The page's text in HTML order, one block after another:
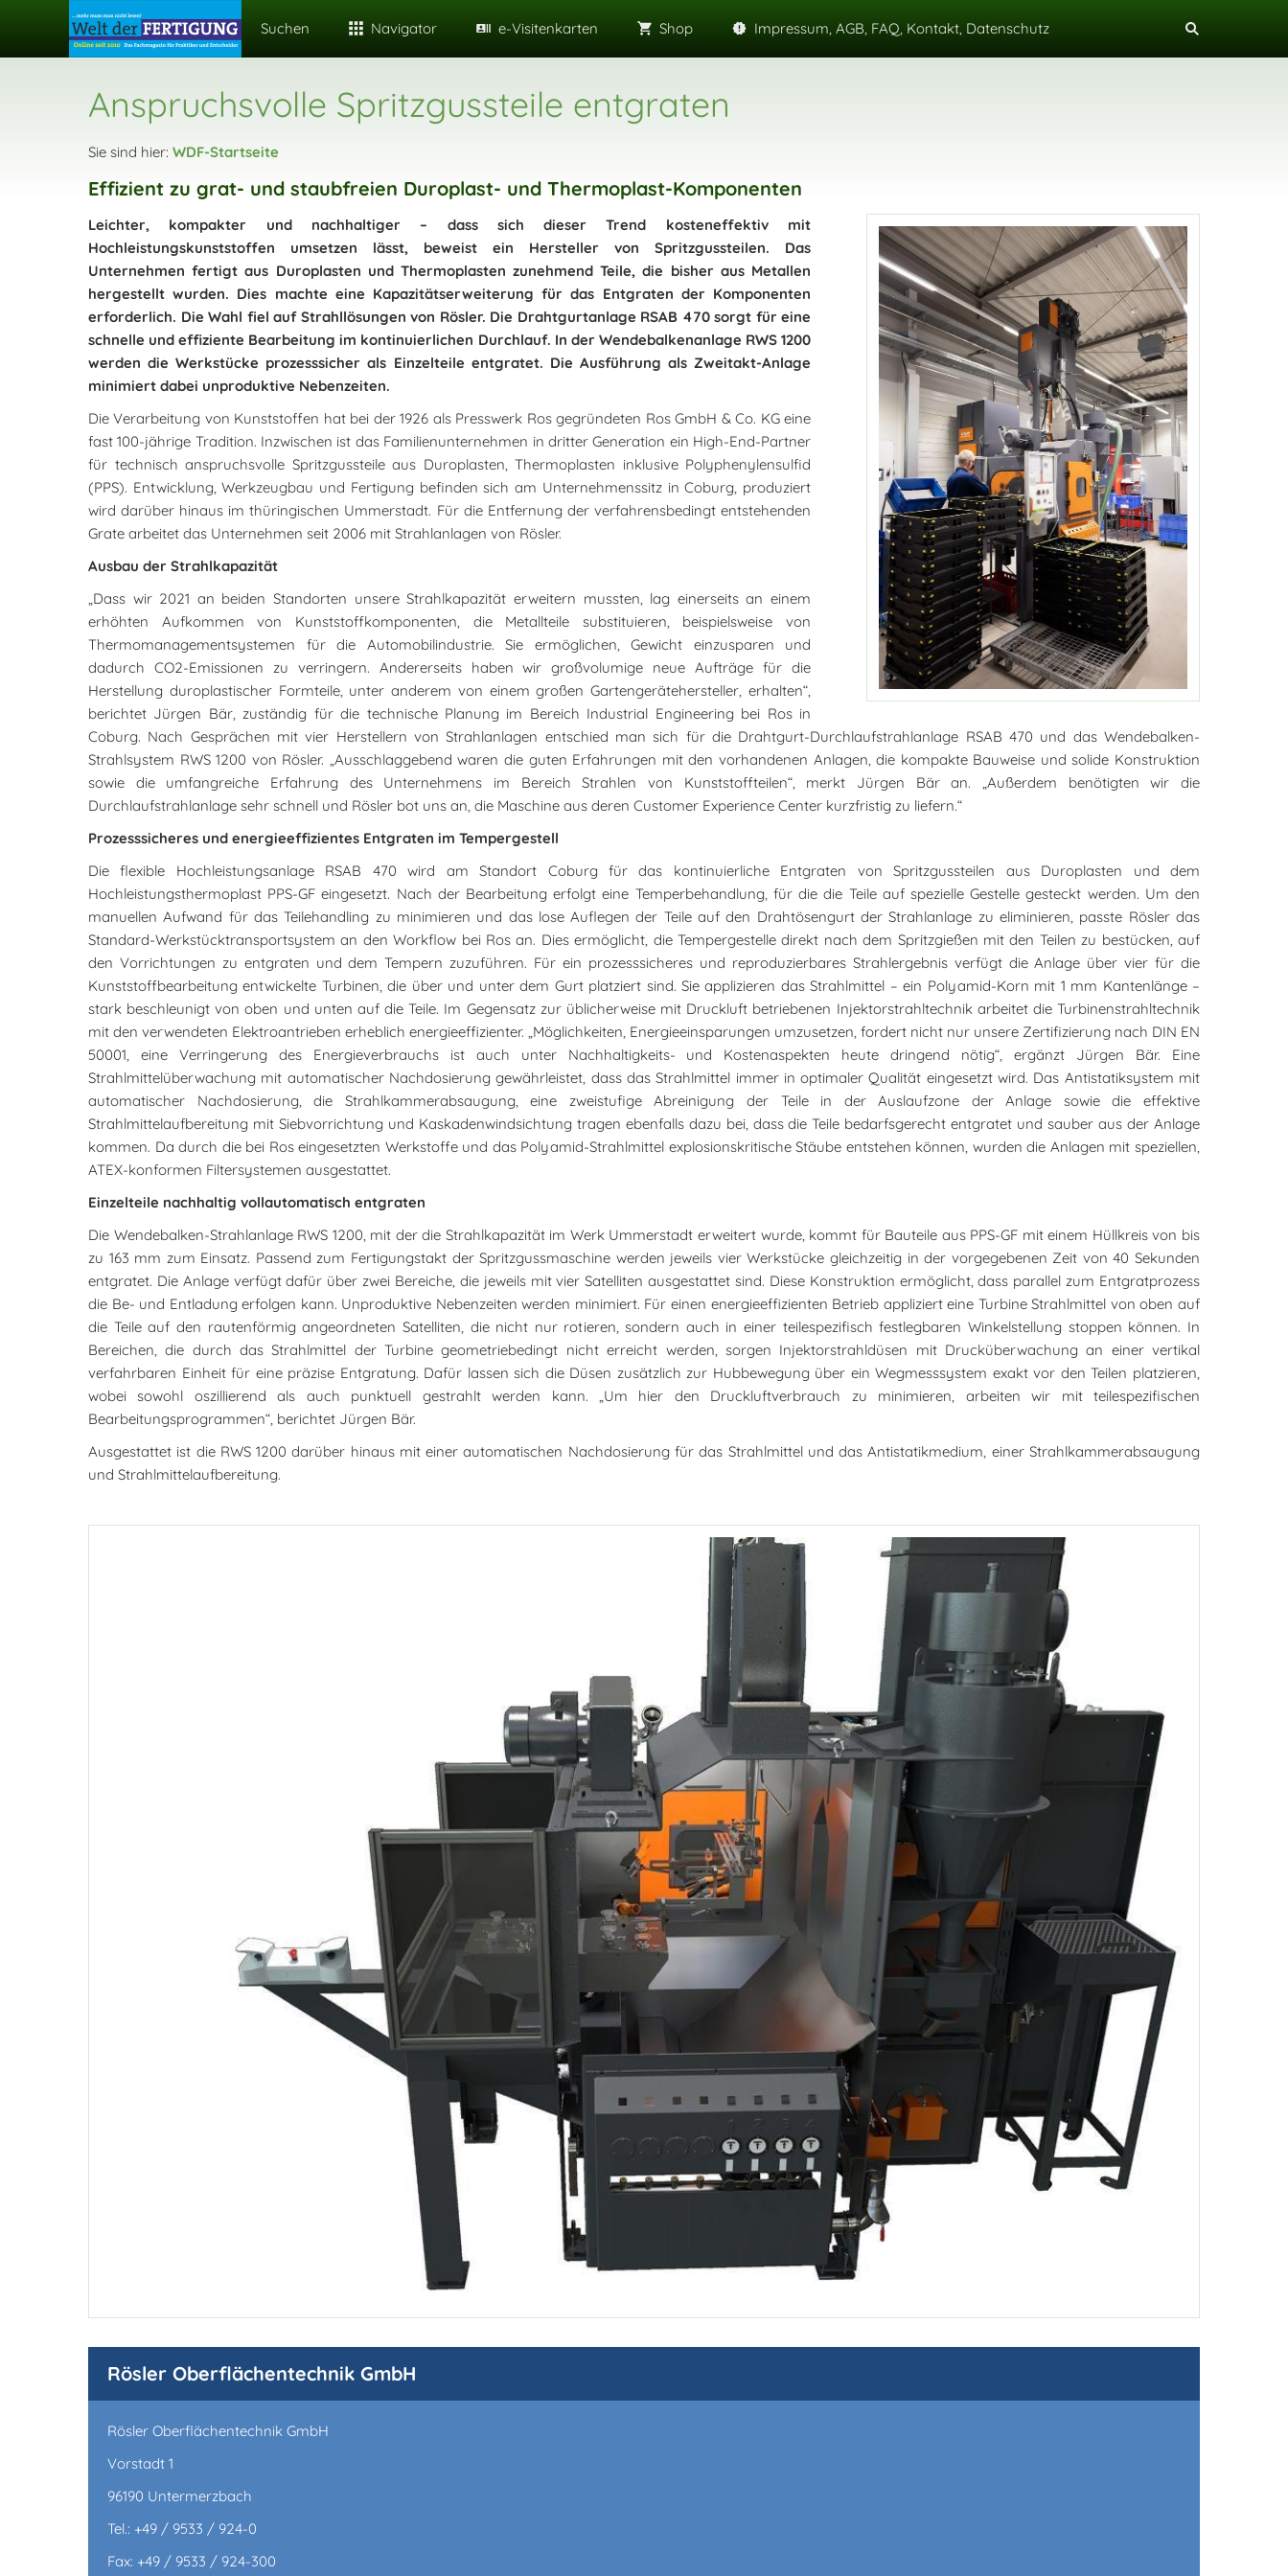
Suchen Navigator e-Visitenkarten Shop Impressum, AGB, FAQ, Kontakt, Datenschutz
Anspruchsvolle Spritzgussteile entgraten
Sie sind hier: WDF-Startseite
Effizient zu grat- und staubfreien Duroplast- und Thermoplast-Komponenten
Leichter, kompakter und nachhaltiger – dass sich dieser Trend kosteneffektiv mit
Hochleistungskunststoffen umsetzen lässt, beweist ein Hersteller von Spritzgussteilen. Das
Unternehmen fertigt aus Duroplasten und Thermoplasten zunehmend Teile, die bisher aus Metallen
hergestellt wurden. Dies machte eine Kapazitätserweiterung für das Entgraten der Komponenten
erforderlich. Die Wahl fiel auf Strahllösungen von Rösler. Die Drahtgurtanlage RSAB 470 sorgt für eine
schnelle und effiziente Bearbeitung im kontinuierlichen Durchlauf. In der Wendebalkenanlage RWS 1200
werden die Werkstücke prozesssicher als Einzelteile entgratet. Die Ausführung als Zweitakt-Anlage
minimiert dabei unproduktive Nebenzeiten.
Die Verarbeitung von Kunststoffen hat bei der 1926 als Presswerk Ros gegründeten Ros GmbH & Co. KG eine
fast 100-jährige Tradition. Inzwischen ist das Familienunternehmen in dritter Generation ein High-End-Partner
für technisch anspruchsvolle Spritzgussteile aus Duroplasten, Thermoplasten inklusive Polyphenylensulfid
(PPS). Entwicklung, Werkzeugbau und Fertigung befinden sich am Unternehmenssitz in Coburg, produziert
wird darüber hinaus im thüringischen Ummerstadt. Für die Entfernung der verfahrensbedingt entstehenden
Grate arbeitet das Unternehmen seit 2006 mit Strahlanlagen von Rösler.
Ausbau der Strahlkapazität
„Dass wir 2021 an beiden Standorten unsere Strahlkapazität erweitern mussten, lag einerseits an einem
erhöhten Aufkommen von Kunststoffkomponenten, die Metallteile substituieren, beispielsweise von
Thermomanagementsystemen für die Automobilindustrie. Sie ermöglichen, Gewicht einzusparen und
dadurch CO2-Emissionen zu verringern. Andererseits haben wir großvolumige neue Aufträge für die
Herstellung duroplastischer Formteile, unter anderem von einem großen Gartengerätehersteller, erhalten“,
berichtet Jürgen Bär, zuständig für die technische Planung im Bereich Industrial Engineering bei Ros in
Coburg. Nach Gesprächen mit vier Herstellern von Strahlanlagen entschied man sich für die Drahtgurt-Durchlaufstrahlanlage RSAB 470 und das Wendebalken-
Strahlsystem RWS 1200 von Rösler. „Ausschlaggebend waren die guten Erfahrungen mit den vorhandenen Anlagen, die kompakte Bauweise und solide Konstruktion
sowie die umfangreiche Erfahrung des Unternehmens im Bereich Strahlen von Kunststoffteilen“, merkt Jürgen Bär an. „Außerdem benötigten wir die
Durchlaufstrahlanlage sehr schnell und Rösler bot uns an, die Maschine aus deren Customer Experience Center kurzfristig zu liefern.“
Prozesssicheres und energieeffizientes Entgraten im Tempergestell
Die flexible Hochleistungsanlage RSAB 470 wird am Standort Coburg für das kontinuierliche Entgraten von Spritzgussteilen aus Duroplasten und dem
Hochleistungsthermoplast PPS-GF eingesetzt. Nach der Bearbeitung erfolgt eine Temperbehandlung, für die die Teile auf spezielle Gestelle gesteckt werden. Um den
manuellen Aufwand für das Teilehandling zu minimieren und das lose Auflegen der Teile auf den Drahtösengurt der Strahlanlage zu eliminieren, passte Rösler das
Standard-Werkstücktransportsystem an den Workflow bei Ros an. Dies ermöglicht, die Tempergestelle direkt nach dem Spritzgießen mit den Teilen zu bestücken, auf
den Vorrichtungen zu entgraten und dem Tempern zuzuführen. Für ein prozesssicheres und reproduzierbares Strahlergebnis verfügt die Anlage über vier für die
Kunststoffbearbeitung entwickelte Turbinen, die über und unter dem Gurt platziert sind. Sie applizieren das Strahlmittel – ein Polyamid-Korn mit 1 mm Kantenlänge –
stark beschleunigt von oben und unten auf die Teile. Im Gegensatz zur üblicherweise mit Druckluft betriebenen Injektorstrahltechnik arbeitet die Turbinenstrahltechnik
mit den verwendeten Elektroantrieben erheblich energieeffizienter. „Möglichkeiten, Energieeinsparungen umzusetzen, fordert nicht nur unsere Zertifizierung nach DIN EN
50001, eine Verringerung des Energieverbrauchs ist auch unter Nachhaltigkeits- und Kostenaspekten heute dringend nötig“, ergänzt Jürgen Bär. Eine
Strahlmittelüberwachung mit automatischer Nachdosierung gewährleistet, dass das Strahlmittel immer in optimaler Qualität eingesetzt wird. Das Antistatiksystem mit
automatischer Nachdosierung, die Strahlkammerabsaugung, eine zweistufige Abreinigung der Teile in der Auslaufzone der Anlage sowie die effektive
Strahlmittelaufbereitung mit Siebvorrichtung und Kaskadenwindsichtung tragen ebenfalls dazu bei, dass die Teile bedarfsgerecht entgratet und sauber aus der Anlage
kommen. Da durch die bei Ros eingesetzten Werkstoffe und das Polyamid-Strahlmittel explosionskritische Stäube entstehen können, wurden die Anlagen mit speziellen,
ATEX-konformen Filtersystemen ausgestattet.
Einzelteile nachhaltig vollautomatisch entgraten
Die Wendebalken-Strahlanlage RWS 1200, mit der die Strahlkapazität im Werk Ummerstadt erweitert wurde, kommt für Bauteile aus PPS-GF mit einem Hüllkreis von bis
zu 163 mm zum Einsatz. Passend zum Fertigungstakt der Spritzgussmaschine werden jeweils vier Werkstücke gleichzeitig in der vorgegebenen Zeit von 40 Sekunden
entgratet. Die Anlage verfügt dafür über zwei Bereiche, die jeweils mit vier Satelliten ausgestattet sind. Diese Konstruktion ermöglicht, dass parallel zum Entgratprozess
die Be- und Entladung erfolgen kann. Unproduktive Nebenzeiten werden minimiert. Für einen energieeffizienten Betrieb appliziert eine Turbine Strahlmittel von oben auf
die Teile auf den rautenförmig angeordneten Satelliten, die nicht nur rotieren, sondern auch in einer teilespezifisch festlegbaren Winkelstellung stoppen können. In
Bereichen, die durch das Strahlmittel der Turbine geometriebedingt nicht erreicht werden, sorgen Injektorstrahldüsen mit Drucküberwachung an einer vertikal
verfahrbaren Einheit für eine präzise Entgratung. Dafür lassen sich die Düsen zusätzlich zur Hubbewegung über ein Wegmesssystem exakt vor den Teilen platzieren,
wobei sowohl oszillierend als auch punktuell gestrahlt werden kann. „Um hier den Druckluftverbrauch zu minimieren, arbeiten wir mit teilespezifischen
Bearbeitungsprogrammen“, berichtet Jürgen Bär.
Ausgestattet ist die RWS 1200 darüber hinaus mit einer automatischen Nachdosierung für das Strahlmittel und das Antistatikmedium, einer Strahlkammerabsaugung
und Strahlmittelaufbereitung.
Rösler Oberflächentechnik GmbH
Rösler Oberflächentechnik GmbH
Vorstadt 1
96190 Untermerzbach
Tel.: +49 / 9533 / 924-0
Fax: +49 / 9533 / 924-300